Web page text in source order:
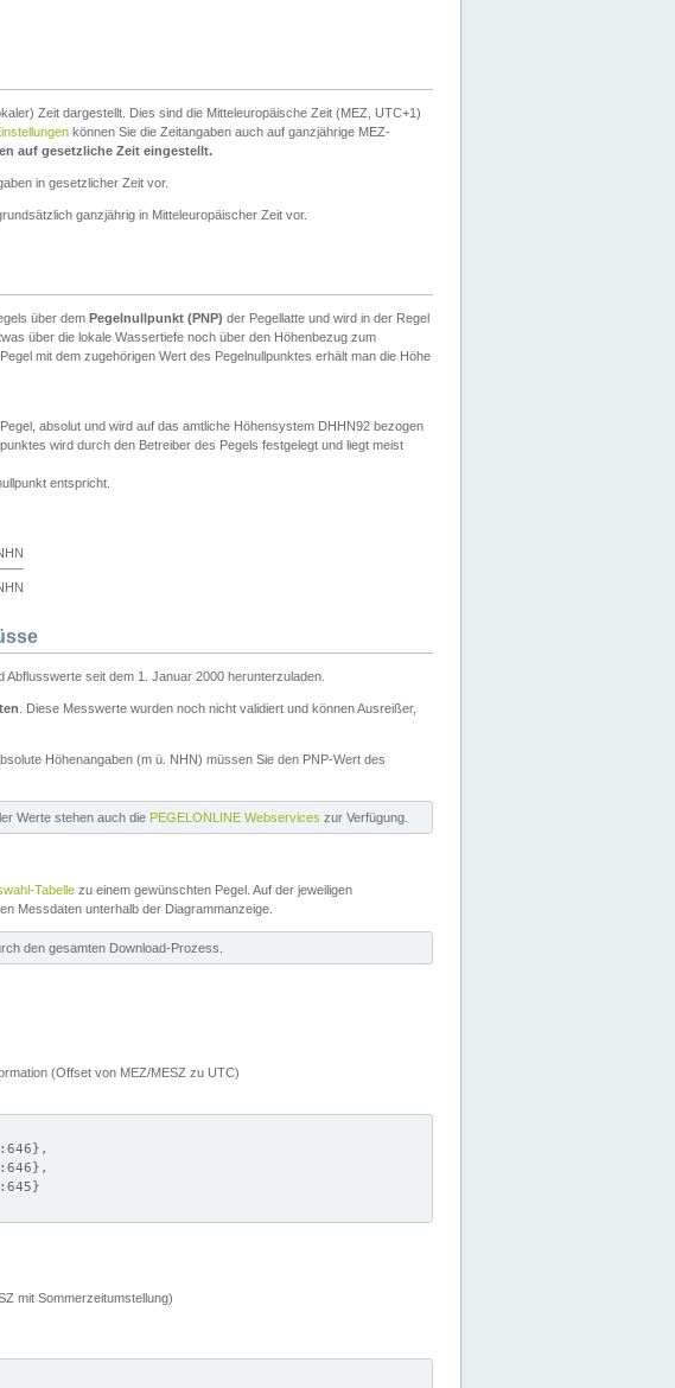
Zeit dargestellt. Dies sind die Mitteleuropäische Zeit (MEZ, UTC+1)
können Sie die Zeitangaben auch auf ganzjährige MEZ-
auf gesetzliche Zeit eingestellt.
in gesetzlicher Zeit vor.
ganzjährig in Mitteleuropäischer Zeit vor.
über dem Pegelnullpunkt (PNP) der Pegellatte und wird in der Regel
über die lokale Wassertiefe noch über den Höhenbezug zum
mit dem zugehörigen Wert des Pegelnullpunktes erhält man die Höhe
absolut und wird auf das amtliche Höhensystem DHHN92 bezogen
wird durch den Betreiber des Pegels festgelegt und liegt meist
entspricht.
seit dem 1. Januar 2000 herunterzuladen.
. Diese Messwerte wurden noch nicht validiert und können Ausreißer,
Höhenangaben (m ü. NHN) müssen Sie den PNP-Wert des
Werte stehen auch die PEGELONLINE Webservices zur Verfügung.
Tabelle zu einem gewünschten Pegel. Auf der jeweiligen
Messdaten unterhalb der Diagrammanzeige.
den gesamten Download-Prozess.
(Offset von MEZ/MESZ zu UTC)
mit Sommerzeitumstellung)